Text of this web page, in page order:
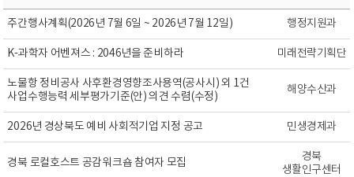
주간행사계획(2026년 7월 6일 ~ 2026년 7월 12일) 행정지원과
K-과학자 어벤져스 : 2046년을 준비하라 미래전략기획단
노물항 정비공사 사후환경영향조사용역(공사시) 외 1건
사업수행능력 세부평가기준(안) 의견 수렴(수정)
해양수산과
2026년 경상북도 예비 사회적기업 지정 공고 민생경제과
경북 로컬호스트 공감워크숍 참여자 모집
경북
생활인구센터